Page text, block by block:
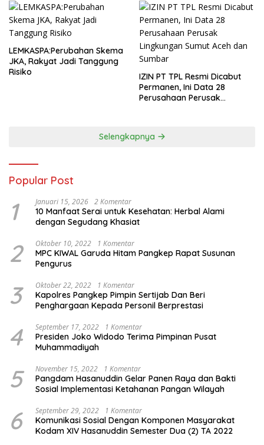
LEMKASPA:Perubahan Skema
JKA, Rakyat Jadi Tanggung
Risiko
IZIN PT TPL Resmi Dicabut
Permanen, Ini Data 28
Perusahaan Perusak
Selengkapnya
Popular Post
1 Januari 15, 2026 2 Komentar
10 Manfaat Serai untuk Kesehatan: Herbal Alami
dengan Segudang Khasiat
2 Oktober 10, 2022 1 Komentar
MPC KIWAL Garuda Hitam Pangkep Rapat Susunan
Pengurus
3 Oktober 22, 2022 1 Komentar
Kapolres Pangkep Pimpin Sertijab Dan Beri
Penghargaan Kepada Personil Berprestasi
4 September 17, 2022 1 Komentar
Presiden Joko Widodo Terima Pimpinan Pusat
Muhammadiyah
5 November 15, 2022 1 Komentar
Pangdam Hasanuddin Gelar Panen Raya dan Bakti
Sosial Implementasi Ketahanan Pangan Wilayah
6 September 29, 2022 1 Komentar
Komunikasi Sosial Dengan Komponen Masyarakat
Kodam XIV Hasanuddin Semester Dua (2) TA 2022